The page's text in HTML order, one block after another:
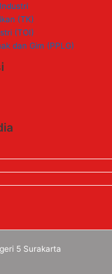
(TK)
(TOI)
dan Gim (PPLG)
5 Surakarta